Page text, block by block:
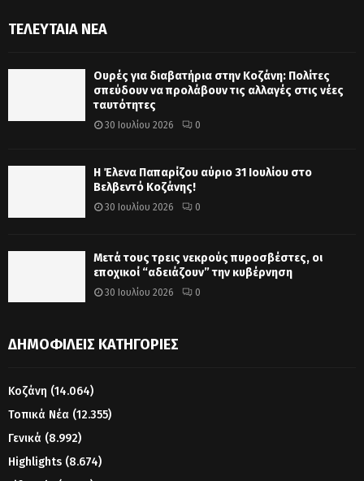
ΤΕΛΕΥΤΑΊΑ ΝΈΑ
Ουρές για διαβατήρια στην Κοζάνη: Πολίτες
σπεύδουν να προλάβουν τις αλλαγές στις νέες
ταυτότητες
30 Ιουλίου 2026 0
Η Έλενα Παπαρίζου αύριο 31 Ιουλίου στο
Βελβεντό Κοζάνης!
30 Ιουλίου 2026 0
Μετά τους τρεις νεκρούς πυροσβέστες, οι
εποχικοί “αδειάζουν” την κυβέρνηση
30 Ιουλίου 2026 0
ΔΗΜΟΦΙΛΕΊΣ ΚΑΤΗΓΟΡΊΕΣ
Κοζάνη (14.064)
Τοπικά Νέα (12.355)
Γενικά (8.992)
Highlights (8.674)